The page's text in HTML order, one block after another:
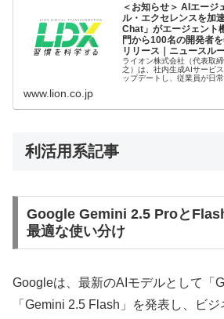
＜お知らせ＞ AIエージ
ル・エクセレンスを加
Chat」がエージェント
門から100名の開発者
リリース｜ニュースル
ライオン株式会社（代表取
之）は、社内生成AIサービ
ップデートし、従業員が日
www.lion.co.jp
利活用系記事
Google Gemini 2.5 Proと
最適な使い分け
Googleは、最新のAIモデルとして「
「Gemini 2.5 Flash」を発表し、ビ